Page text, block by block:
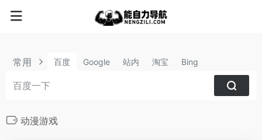
常用 百度 Google 站内 淘宝 Bing
动漫游戏